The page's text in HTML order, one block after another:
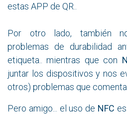
estas APP de QR..
Por otro lado, también
problemas de durabilidad
etiqueta.. mientras que con
juntar los dispositivos y nos
otros) problemas que
Pero amigo... el uso de NFC